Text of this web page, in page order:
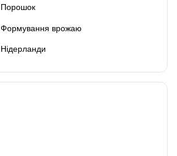
Порошок
Формування врожаю
Нідерланди